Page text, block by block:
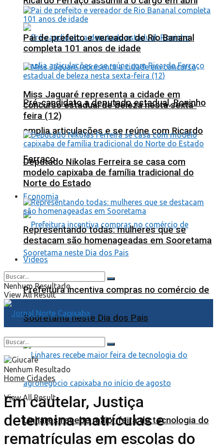
Pré-candidato a deputado estadual, Roninho
amplia articulações e se reúne com Ricardo
Ferraço
Economia
Prefeitura incentiva compras no comércio de
Sooretama neste Dia dos Pais
Linhares recebe maior feira de tecnologia do
Pai de prefeito e vereador de Rio Bananal
completa 101 anos de idade
Miss Jaguaré representa a cidade em
concurso estadual de beleza nesta sexta-
feira (12)
Deputado Nikolas Ferreira se casa com
modelo capixaba de família tradicional do
Norte do Estado
Representando todas: mulheres que se
destacam são homenageadas em Sooretama
Videos
Nenhum Resultado
View All Result
Nenhum Resultado
View All Result
Home Cidades
Em cautelar, Justiça
determina matrículas e
rematrículas em escolas do